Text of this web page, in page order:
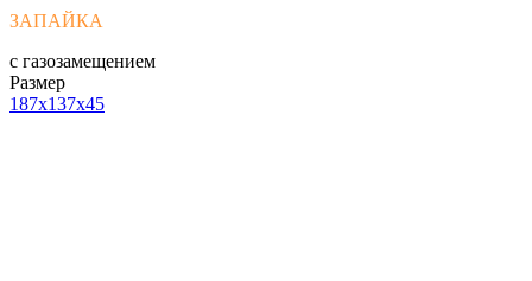
ЗАПАЙКА
с газозамещением
Размер
187x137x45